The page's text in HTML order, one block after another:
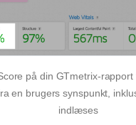
på din GTmetrix-rapport
en brugers synspunkt,
indlæses